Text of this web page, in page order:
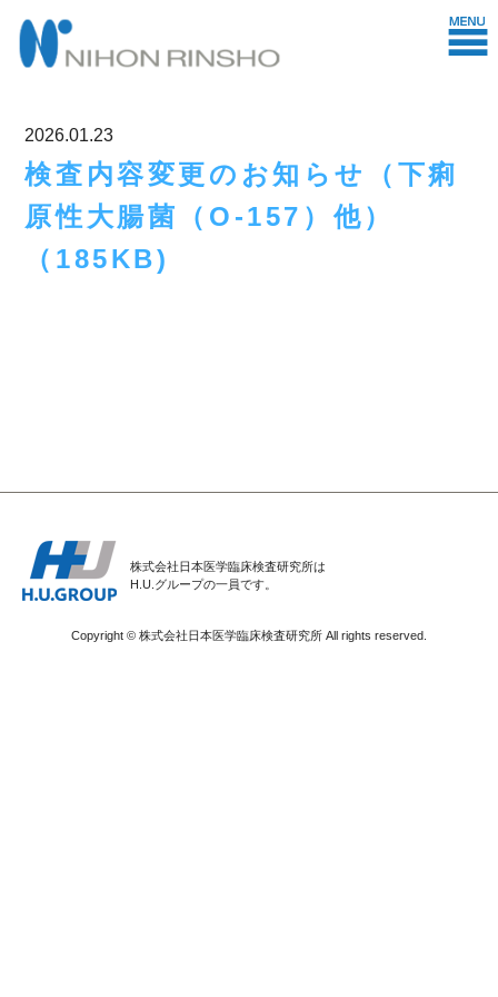
2026.01.23
検査内容変更のお知らせ（下痢
原性大腸菌（O-157）他）
（185KB)
株式会社日本医学臨床検査研究所は
H.U.グループの一員です。
Copyright © 株式会社日本医学臨床検査研究所 All rights reserved.